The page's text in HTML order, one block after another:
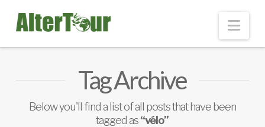
Tag Archive
Below you'll find a list of all posts that have been
tagged as“vélo”